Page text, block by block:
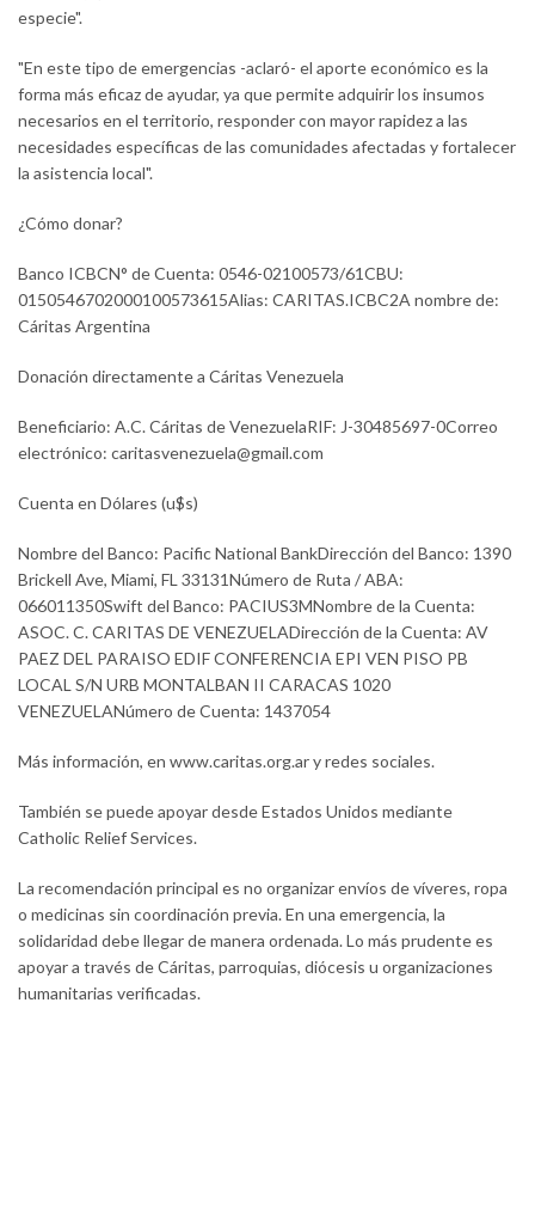
especie".
"En este tipo de emergencias -aclaró- el aporte económico es la
forma más eficaz de ayudar, ya que permite adquirir los insumos
necesarios en el territorio, responder con mayor rapidez a las
necesidades específicas de las comunidades afectadas y fortalecer
la asistencia local".
¿Cómo donar?
Banco ICBCN° de Cuenta: 0546-02100573/61CBU:
0150546702000100573615Alias: CARITAS.ICBC2A nombre de:
Cáritas Argentina
Donación directamente a Cáritas Venezuela
Beneficiario: A.C. Cáritas de VenezuelaRIF: J-30485697-0Correo
electrónico: caritasvenezuela@gmail.com
Cuenta en Dólares (u$s)
Nombre del Banco: Pacific National BankDirección del Banco: 1390
Brickell Ave, Miami, FL 33131Número de Ruta / ABA:
066011350Swift del Banco: PACIUS3MNombre de la Cuenta:
ASOC. C. CARITAS DE VENEZUELADirección de la Cuenta: AV
PAEZ DEL PARAISO EDIF CONFERENCIA EPI VEN PISO PB
LOCAL S/N URB MONTALBAN II CARACAS 1020
VENEZUELANúmero de Cuenta: 1437054
Más información, en www.caritas.org.ar y redes sociales.
También se puede apoyar desde Estados Unidos mediante
Catholic Relief Services.
La recomendación principal es no organizar envíos de víveres, ropa
o medicinas sin coordinación previa. En una emergencia, la
solidaridad debe llegar de manera ordenada. Lo más prudente es
apoyar a través de Cáritas, parroquias, diócesis u organizaciones
humanitarias verificadas.